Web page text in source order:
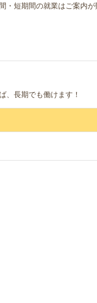
・短期間の就業はご案内が
長期でも働けます！